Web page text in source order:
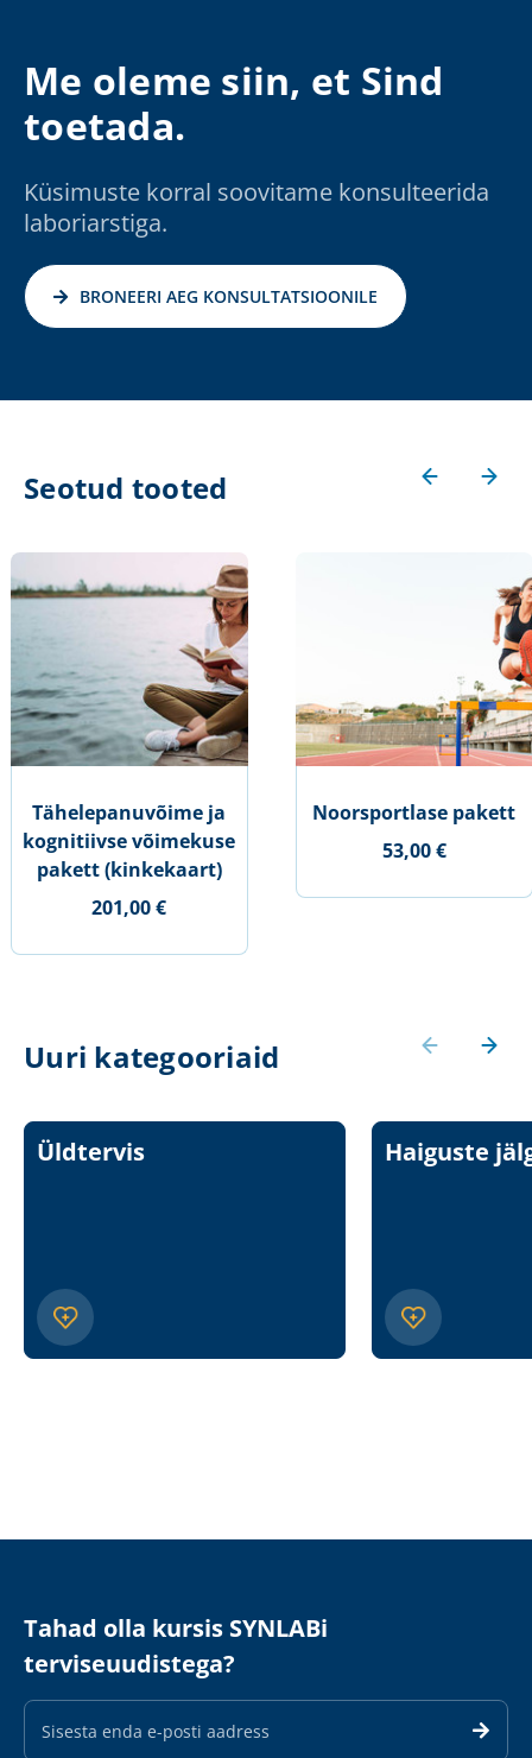
Me oleme siin, et Sind
toetada.
Küsimuste korral soovitame konsulteerida
laboriarstiga.
BRONEERI AEG KONSULTATSIOONILE
Seotud tooted
Tähelepanuvõime ja
kognitiivse võimekuse
pakett (kinkekaart)
201,00 €
Noorsportlase pakett
53,00 €
Uuri kategooriaid
Üldtervis Haiguste
Tahad olla kursis SYNLABi
terviseuudistega?
E-
maili
aadress